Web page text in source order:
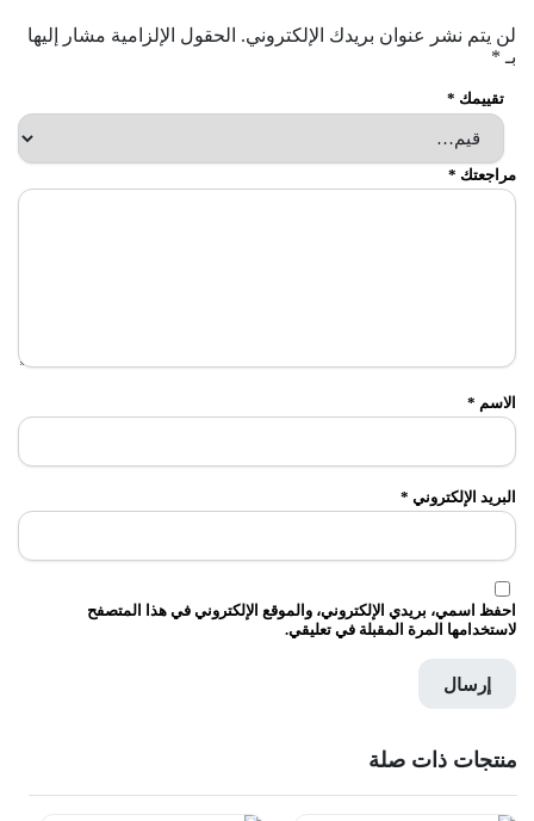
لن يتم نشر عنوان بريدك الإلكتروني. الحقول الإلزامية مشار إليها
بـ *
تقييمك *
مراجعتك *
الاسم *
البريد الإلكتروني *
احفظ اسمي، بريدي الإلكتروني، والموقع الإلكتروني في هذا المتصفح
لاستخدامها المرة المقبلة في تعليقي.
منتجات ذات صلة